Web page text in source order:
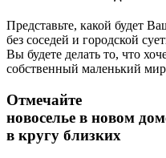
Представьте, какой будет
без соседей и городской
Вы будете делать то, что
собственный маленький
Отмечайте
новоселье в новом
в кругу близких